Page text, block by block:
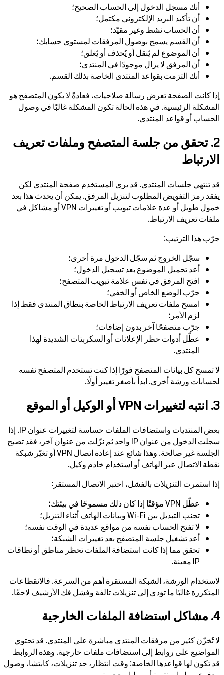
أنك مسجل الدخول إلى الحساب الصحيح؛
أن تأكيد البريد الإلكتروني مكتمل؛
أن الحساب نشط وغير مقيّد؛
أن القسم يسمح بوصول المرفقات لمستوى حسابك؛
أن الموضوع لم يُنقل أو يُحذف أو يُغلق؛
أن المرفق لا يزال موجودًا في المنتدى؛
أنك التزمت بقواعد المنتدى الخاصة بذلك القسم.
إذا كانت الصفحة تعرض رسالة صلاحيات، فعادةً لا يكون المتصفح هو
المشكلة الرئيسية. في هذه الحالة تكون المشكلة غالبًا في وصول
الحساب أو قواعد المنتدى.
2. تحقق من جلسة المتصفح وملفات تعريف
الارتباط
قد تنتهي جلسات المنتدى. قد يرى المستخدم صفحة المنتدى لكن
يفقد رمز التفويض المطلوب لتنزيل المرفق. يمكن أن يحدث هذا بعد
خمول طويل أو عدة علامات تبويب أو تغييرات VPN أو مشاكل في
ملفات تعريف الارتباط.
جرّب هذا الترتيب:
سجّل الخروج ثم سجّل الدخول مرة أخرى؛
أعد تحميل الموضوع بعد تسجيل الدخول؛
افتح المرفق في نفس علامة تبويب المتصفح؛
جرّب الوضع الخاص أو الخفي؛
امسح ملفات تعريف الارتباط الخاصة بنطاق المنتدى فقط إذا
لزم الأمر؛
جرّب متصفحًا آخر بدون إضافات؛
عطّل أدوات حظر الإعلانات أو السكربتات الشديدة لهذا
المنتدى.
لا تمسح كل بيانات المتصفح فورًا إذا كنت تستخدم المتصفح نفسه
لحسابات ورشة أخرى. ابدأ بأصغر تغيير أولًا.
3. انتبه لتغييرات VPN أو الوكيل أو الموقع
بعض المنتديات واستضافات الملفات حساسة لتغييرات عنوان IP. إذا
سجلت الدخول من عنوان IP واحد ثم نزّلت من عنوان آخر، فقد تصبح
الجلسة غير صالحة. وهذا شائع عند إعادة اتصال VPN أو تغيّر شبكة
نقطة الاتصال عبر الهاتف أو استخدام خادم وكيل.
إذا استمرت التنزيلات بالفشل، اختبر الاتصال المستقر:
عطّل VPN مؤقتًا إذا كان ذلك مسموحًا في بيئتك؛
تجنب التبديل بين Wi-Fi وبيانات الهاتف أثناء التنزيل؛
لا تفتح الحساب نفسه من مواقع عديدة في الوقت نفسه؛
أعد تشغيل جلسة المتصفح بعد تغييرات الشبكة؛
تحقق مما إذا كانت استضافة الملفات تحظر مناطق أو نطاقات
IP معينة.
لاستخدام الورشة، الشبكة المستقرة أهم من السرعة. فالانقطاعات
المتكررة غالبًا ما تؤدي إلى تنزيلات تالفة وفشل فك الأرشيف لاحقًا.
4. مشاكل استضافة الملفات الخارجية
لا تُخزّن كثير من مرفقات المنتدى مباشرة على المنتدى. قد تحتوي
المواضيع على روابط إلى استضافات ملفات خارجية. وهذه الروابط
قد تكون لها قواعدها الخاصة: وقت انتظار، حد تنزيلات، كابتشا، وصول